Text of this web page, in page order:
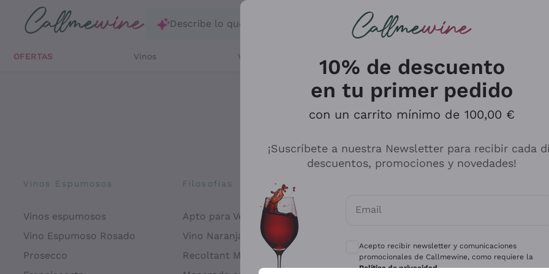
Saltar al contenido principal
Describe lo que estás buscando
OFERTAS Vinos Vinos Blancos
Vinos Espumosos
Vinos espumosos
Vino Espumoso Rosado
Prosecco
Filosofías
Apto para Veganos
Vino Naranja
Recoltant Manipulant
Antinori
Ca' del Bosco
Gavi
10% de descuento
en tu primer pedido
con un carrito mínimo de 100,00 €
¡Suscríbete a nuestra Newsletter para recibir cada
descuentos, promociones y novedades!
Email
Consentimientos opcionales para recibir
Acepto recibir newsletter y comunicaciones
promocionales de Callmewine, como requiere la
Política de privacidad